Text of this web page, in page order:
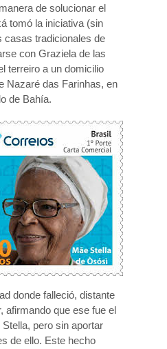
de solucionar el
tomó la iniciativa (sin
casas tradicionales de
con Graziela de las
terreiro a un domicilio
Nazaré das Farinhas, en
de Bahía.
donde falleció, distante
afirmando que ese fue el
pero sin aportar
de ello. Este hecho